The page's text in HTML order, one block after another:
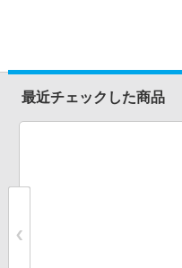
最近チェックした商品